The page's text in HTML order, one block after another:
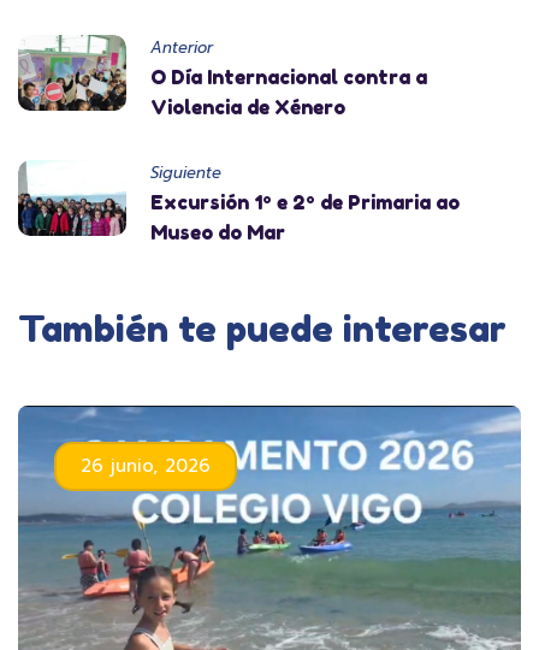
Anterior
O Día Internacional contra a
Violencia de Xénero
Siguiente
Excursión 1º e 2º de Primaria ao
Museo do Mar
También te puede interesar
26 junio, 2026